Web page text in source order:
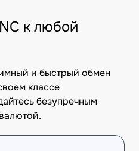
к любой
и быстрый обмен
классе
безупречным